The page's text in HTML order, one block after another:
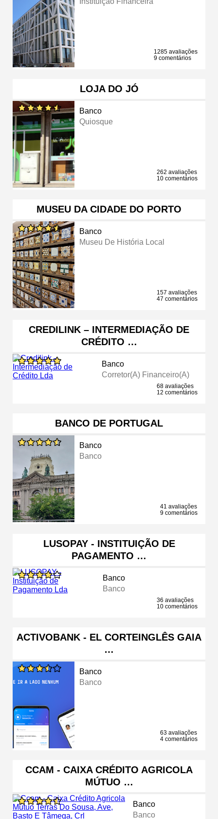
1285 avaliações
9 comentários
LOJA DO JÓ
Banco
Quiosque
262 avaliações
10 comentários
MUSEU DA CIDADE DO PORTO
Banco
Museu De História Local
157 avaliações
47 comentários
CREDILINK – INTERMEDIAÇÃO DE
CRÉDITO …
Banco
Corretor(a) Financeiro(a)
68 avaliações
12 comentários
BANCO DE PORTUGAL
Banco
Banco
41 avaliações
9 comentários
LUSOPAY - INSTITUIÇÃO DE
PAGAMENTO …
Banco
Banco
36 avaliações
10 comentários
ACTIVOBANK - EL CORTEINGLÊS GAIA
…
Banco
Banco
63 avaliações
4 comentários
CCAM - CAIXA CRÉDITO AGRICOLA
MÚTUO …
Banco
Banco